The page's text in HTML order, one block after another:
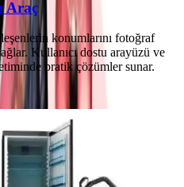
Araç
konumlarını fotoğraf
Kullanıcı dostu arayüzü ve
pratik çözümler sunar.